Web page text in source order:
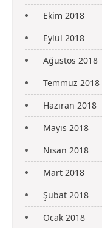
Ekim 2018
Eylül 2018
Ağustos 2018
Temmuz 2018
Haziran 2018
Mayıs 2018
Nisan 2018
Mart 2018
Şubat 2018
Ocak 2018